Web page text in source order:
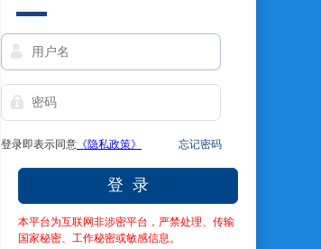
登录即表示同意 《隐私政策》 忘记密码
登 录
本平台为互联网非涉密平台，严禁处理、传输
国家秘密、工作秘密或敏感信息。